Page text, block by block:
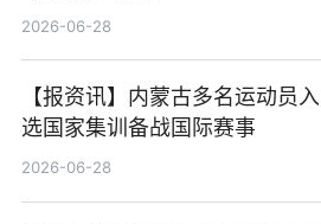
2026-06-28
【报资讯】内蒙古多名运动员入
选国家集训备战国际赛事
2026-06-28